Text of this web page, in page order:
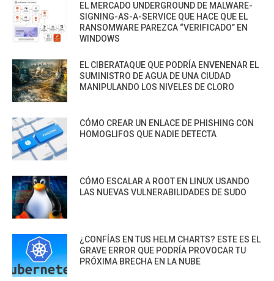
EL MERCADO UNDERGROUND DE MALWARE-
SIGNING-AS-A-SERVICE QUE HACE QUE EL
RANSOMWARE PAREZCA “VERIFICADO” EN
WINDOWS
EL CIBERATAQUE QUE PODRÍA ENVENENAR EL
SUMINISTRO DE AGUA DE UNA CIUDAD
MANIPULANDO LOS NIVELES DE CLORO
CÓMO CREAR UN ENLACE DE PHISHING CON
HOMOGLIFOS QUE NADIE DETECTA
CÓMO ESCALAR A ROOT EN LINUX USANDO
LAS NUEVAS VULNERABILIDADES DE SUDO
¿CONFÍAS EN TUS HELM CHARTS? ESTE ES EL
GRAVE ERROR QUE PODRÍA PROVOCAR TU
PRÓXIMA BRECHA EN LA NUBE